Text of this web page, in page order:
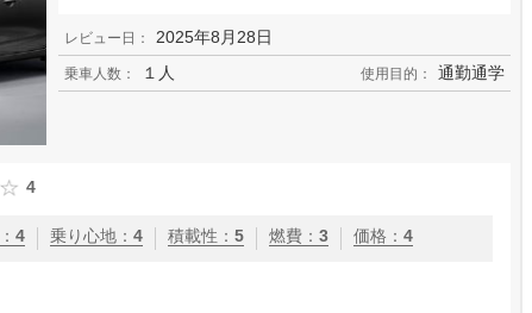
レビュー日： 2025年8月28日
乗車人数： １人 使用目的： 通勤通学
4
： 4 乗り心地 ： 4 積載性 ： 5 燃費 ： 3 価格 ： 4